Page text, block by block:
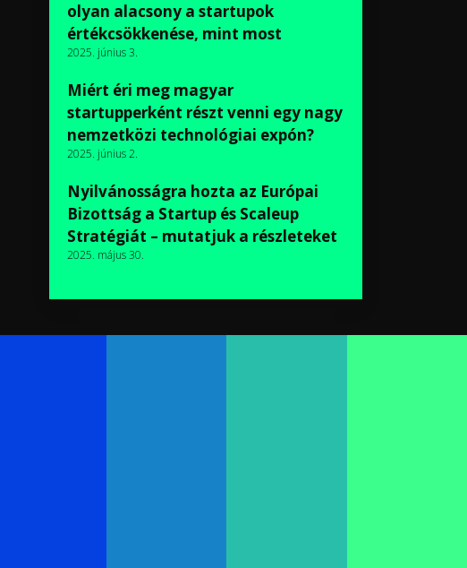
olyan alacsony a startupok
értékcsökkenése, mint most
2025. június 3.
Miért éri meg magyar
startupperként részt venni egy nagy
nemzetközi technológiai expón?
2025. június 2.
Nyilvánosságra hozta az Európai
Bizottság a Startup és Scaleup
Stratégiát – mutatjuk a részleteket
2025. május 30.